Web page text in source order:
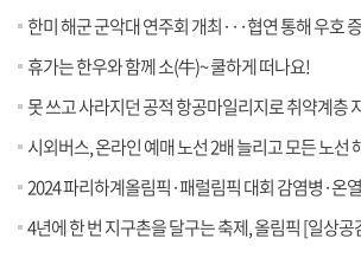
한미 해군 군악대 연주회 개최···협연 통해 우호
휴가는 한우와 함께 소(牛)~ 쿨하게 떠나요!
못 쓰고 사라지던 공적 항공마일리지로 취약계층
시외버스, 온라인 예매 노선 2배 늘리고 모든 노선 해외카드 결제 가능
2024 파리하계올림픽·패럴림픽 대회 감염병·온열질환 주
4년에 한 번 지구촌을 달구는 축제, 올림픽 [일상공